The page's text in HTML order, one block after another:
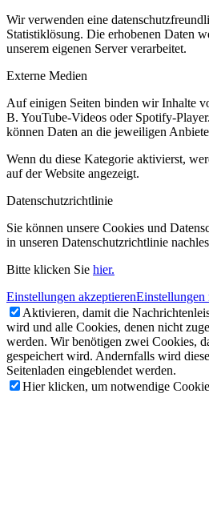
Wir verwenden eine
Statistiklösung. Die erhobenen Daten
unserem eigenen Server verarbeitet.
Externe Medien
Auf einigen Seiten binden wir Inhalte
B. YouTube-Videos oder Spotify-
können Daten an die jeweiligen
Wenn du diese Kategorie aktivierst,
auf der Website angezeigt.
Datenschutzrichtlinie
Sie können unsere Cookies und
in unseren Datenschutzrichtlinie
Bitte klicken Sie hier.
Einstellungen akzeptierenEinstellungen
Aktivieren, damit die
wird und alle Cookies, denen nicht
werden. Wir benötigen zwei Cookies,
gespeichert wird. Andernfalls wird
Seitenladen eingeblendet werden.
Hier klicken, um notwendige